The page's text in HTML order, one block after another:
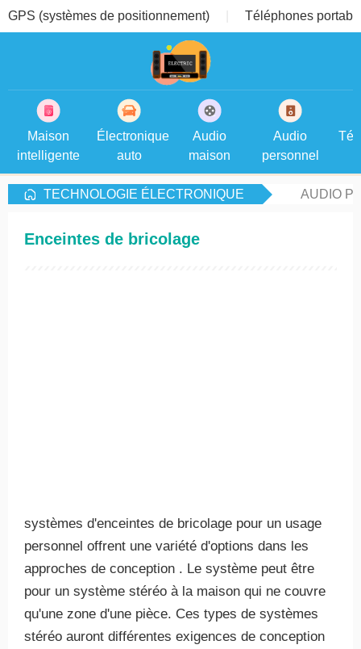
GPS (systèmes de positionnement) Téléphones
Maison
intelligente
Électronique
auto
Audio
maison
Audio
personnel
TECHNOLOGIE ÉLECTRONIQUE AUDIO
Enceintes de bricolage
systèmes d'enceintes de bricolage pour un usage
personnel offrent une variété d'options dans les
approches de conception . Le système peut être
pour un système stéréo à la maison qui ne couvre
qu'une zone d'une pièce. Ces types de systèmes
stéréo auront différentes exigences de conception